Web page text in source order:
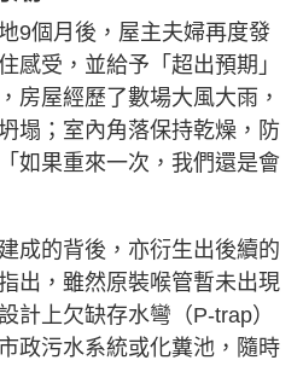
9個月後，屋主夫婦再度發
感受，並給予「超出預期」
房屋經歷了數場大風大雨，
塌；室內角落保持乾燥，防
如果重來一次，我們還是會
成的背後，亦衍生出後續的
出，雖然原裝喉管暫未出現
計上欠缺存水彎（P-trap）
政污水系統或化糞池，隨時